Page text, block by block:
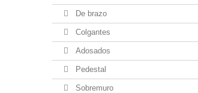
De brazo
Colgantes
Adosados
Pedestal
Sobremuro